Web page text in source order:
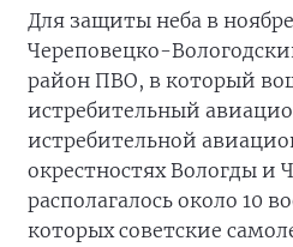
Для защиты неба в ноябре
Череповецко-
район ПВО, в который
истребительный
истребительной
окрестностях Вологды и
располагалось около 10
которых советские